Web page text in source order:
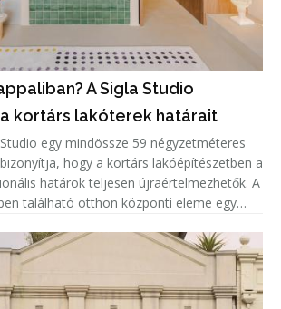
A Sigla Studio
kortárs lakóterek határait
egy mindössze 59 négyzetméteres
hogy a kortárs lakóépítészetben a
határok teljesen újraértelmezhetők. A
található otthon központi eleme egy